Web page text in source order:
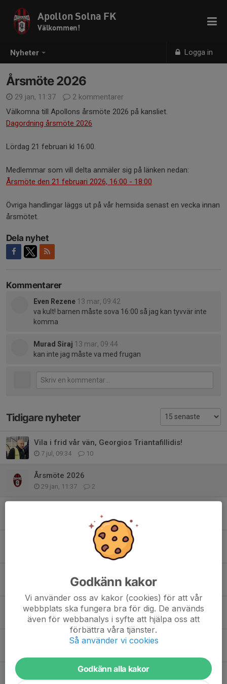
Nyheter Logga in
Apollon Solna FK
Välkommen!
Årsmöte 2026
29 jan, 11:37
2 kommentarer
Välkomna till Apollons årsmöte 2026 på kansliet.
Dagordning årsmöte 2026
Lördag 21 februari kl 16:00.
Medlemmar som vill delta anmäler sig på länken nedan:
Årsmöte den 21 februari 2026, 16:00 - 18:00
Övriga handlingar läggs ut på vår hemsida senast en vecka innan
årsmötet.
Dela nyhet
Kommentarer
Even Rezene 13 mar, 09:42
va kult! barnen måste sova 16:00 så jag kan tyvvär inte
komma
Murad Siraj 13 mar, 09:44
kan inte jag måste va med frugan
Tidigare nyheter
Vila i frid vår vän, Georgios Triantafillidis!
7 jul, 09:34 10
Årsmöte 2026
29 jan, 11:37 2
Tillsammans för tryggare kvällar i Solna!
5 jan, 15:08 3
Jessie Vasconcelos förlänger med Apollon Solna!
25 okt 2025 0
Inbjudan till Apollon Solnas Nationaldagscup
Vår Nya Sponsor - Pan Trading Machinery!
Godkänn kakor
Vi använder oss av kakor (cookies) för att vår
webbplats ska fungera bra för dig. De används
även för webbanalys i syfte att hjälpa oss att
förbättra våra tjänster.
Så använder vi cookies
Godkänn alla kakor